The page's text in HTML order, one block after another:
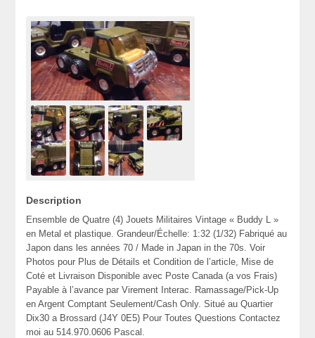
Description
Ensemble de Quatre (4) Jouets Militaires Vintage « Buddy L »
en Metal et plastique. Grandeur/Échelle: 1:32 (1/32) Fabriqué au
Japon dans les années 70 / Made in Japan in the 70s. Voir
Photos pour Plus de Détails et Condition de l’article, Mise de
Coté et Livraison Disponible avec Poste Canada (a vos Frais)
Payable à l’avance par Virement Interac. Ramassage/Pick-Up
en Argent Comptant Seulement/Cash Only. Situé au Quartier
Dix30 a Brossard (J4Y 0E5) Pour Toutes Questions Contactez
moi au 514.970.0606 Pascal.